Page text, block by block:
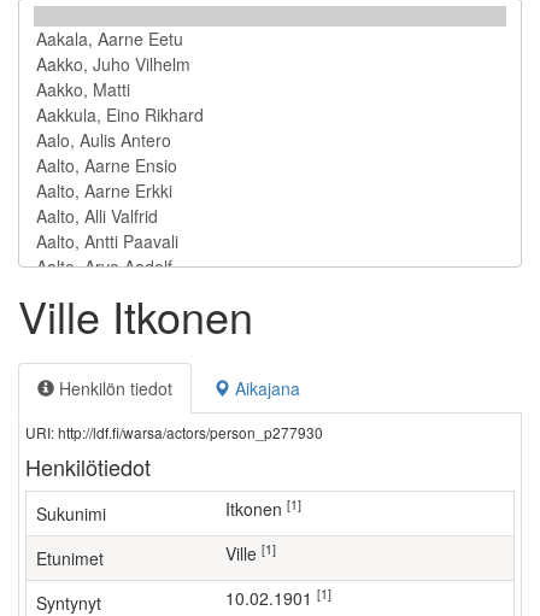
Ville Itkonen
Henkilön tiedot Aikajana
URI: http://ldf.fi/warsa/actors/person_p277930
Henkilötiedot
Sukunimi Itkonen [1]
Etunimet Ville [1]
Syntynyt 10.02.1901 [1]